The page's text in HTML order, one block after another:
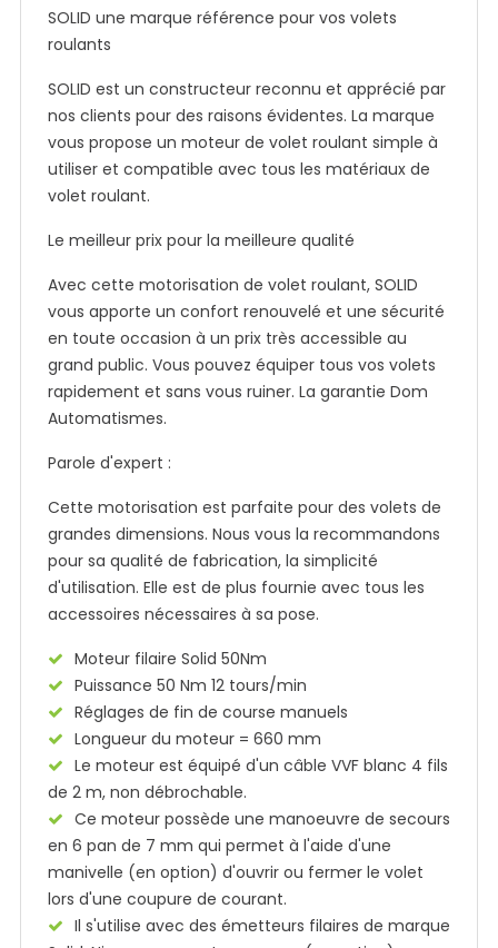
SOLID une marque référence pour vos volets
roulants
SOLID est un constructeur reconnu et apprécié par
nos clients pour des raisons évidentes. La marque
vous propose un moteur de volet roulant simple à
utiliser et compatible avec tous les matériaux de
volet roulant.
Le meilleur prix pour la meilleure qualité
Avec cette motorisation de volet roulant, SOLID
vous apporte un confort renouvelé et une sécurité
en toute occasion à un prix très accessible au
grand public. Vous pouvez équiper tous vos volets
rapidement et sans vous ruiner. La garantie Dom
Automatismes.
Parole d'expert :
Cette motorisation est parfaite pour des volets de
grandes dimensions. Nous vous la recommandons
pour sa qualité de fabrication, la simplicité
d'utilisation. Elle est de plus fournie avec tous les
accessoires nécessaires à sa pose.
Moteur filaire Solid 50Nm
Puissance 50 Nm 12 tours/min
Réglages de fin de course manuels
Longueur du moteur = 660 mm
Le moteur est équipé d'un câble VVF blanc 4 fils
de 2 m, non débrochable.
Ce moteur possède une manoeuvre de secours
en 6 pan de 7 mm qui permet à l'aide d'une
manivelle (en option) d'ouvrir ou fermer le volet
lors d'une coupure de courant.
Il s'utilise avec des émetteurs filaires de marque